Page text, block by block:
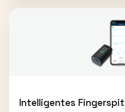
Intelligentes